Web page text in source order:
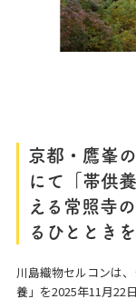
京都・鷹峯
にて「帯供
える常照寺
るひととき
川島織物セルコンは
養」を2025年11月22